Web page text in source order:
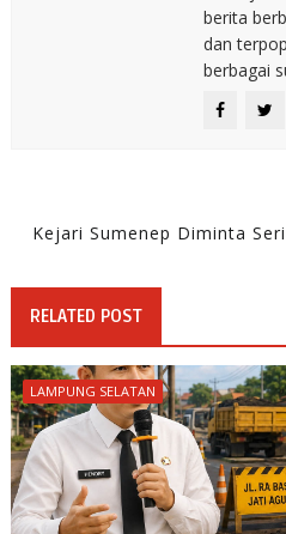
berita
dan
berbagai
Kejari Sumenep Diminta
RELATED POST
LAMPUNG SELATAN